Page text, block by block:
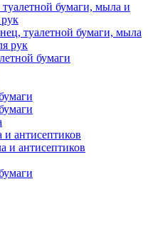
бумаги, мыла и
туалетной бумаги, мыла
рук
бумаги
антисептиков
и антисептиков